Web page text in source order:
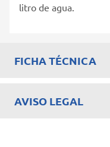
litro de agua.
FICHA TÉCNICA
AVISO LEGAL